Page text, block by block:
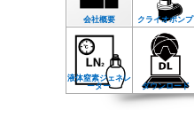
会社概要 クライオポンプ
液体窒素ジェネレ
ーター
ダウンロード